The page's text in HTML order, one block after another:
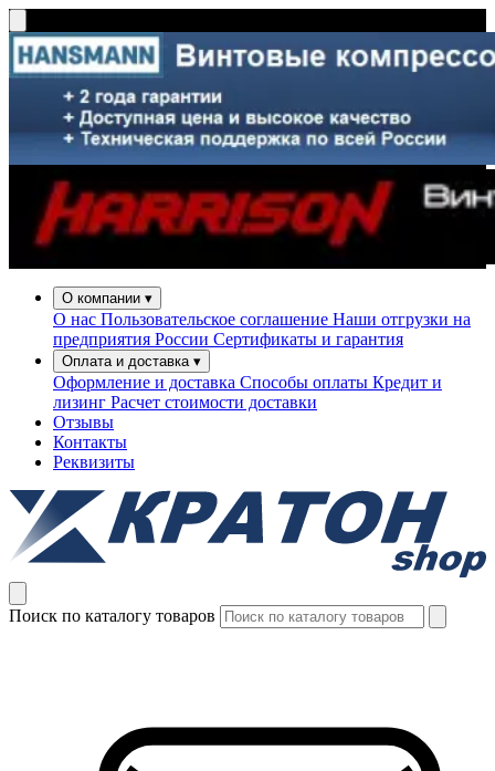
О компании ▾
О нас Пользовательское соглашение Наши отгрузки на
предприятия России Сертификаты и гарантия
Оплата и доставка ▾
Оформление и доставка Способы оплаты Кредит и
лизинг Расчет стоимости доставки
Отзывы
Контакты
Реквизиты
Поиск по каталогу товаров